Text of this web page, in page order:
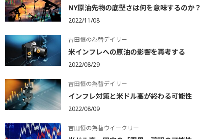
NY原油先物の底堅さは何を意味するのか？
2022/11/08
吉田恒の為替デイリー
米インフレへの原油の影響を再考する
2022/08/29
吉田恒の為替デイリー
インフレ対策と米ドル高が終わる可能性
2022/08/09
吉田恒の為替ウイークリー